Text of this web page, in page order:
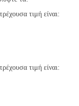
τιμή είναι:
τιμή είναι: